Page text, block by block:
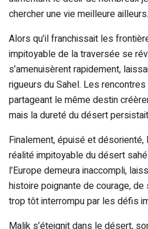
chercher une vie meilleure ailleurs.
Alors qu’il franchissait les
impitoyable de la traversée se
s’amenuisèrent rapidement,
rigueurs du Sahel. Les
partageant le même destin
mais la dureté du désert
Finalement, épuisé et
réalité impitoyable du désert
l’Europe demeura inaccompli,
histoire poignante de courage, de
trop tôt interrompu par les défis
Malik s’éteignit dans le désert,